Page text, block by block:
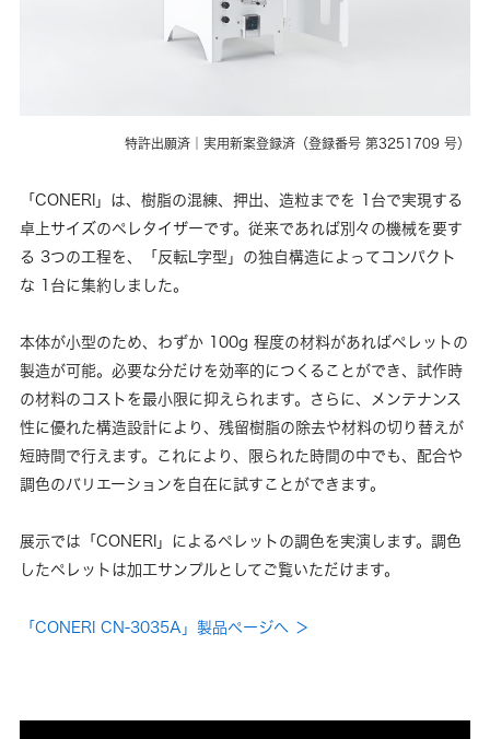
特許出願済｜実用新案登録済（登録番号 第3251709 号）
「CONERI」は、樹脂の混練、押出、造粒までを 1台で実現する
卓上サイズのペレタイザーです。従来であれば別々の機械を要す
る 3つの工程を、「反転L字型」の独自構造によってコンパクト
な 1台に集約しました。
本体が小型のため、わずか 100g 程度の材料があればペレットの
製造が可能。必要な分だけを効率的につくることができ、試作時
の材料のコストを最小限に抑えられます。さらに、メンテナンス
性に優れた構造設計により、残留樹脂の除去や材料の切り替えが
短時間で行えます。これにより、限られた時間の中でも、配合や
調色のバリエーションを自在に試すことができます。
展示では「CONERI」によるペレットの調色を実演します。調色
したペレットは加工サンプルとしてご覧いただけます。
「CONERI CN-3035A」製品ページへ ＞